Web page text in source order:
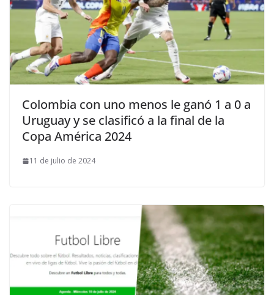
Colombia con uno menos le ganó 1 a 0 a
Uruguay y se clasificó a la final de la
Copa América 2024
11 de julio de 2024